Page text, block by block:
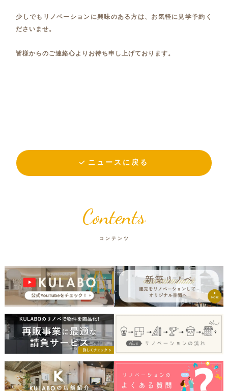
少しでもリノベーションに興味のある方は、お気軽に見学予約く
ださいませ。
皆様からのご連絡心よりお待ち申し上げております。
ニュースに戻る
Contents
コンテンツ